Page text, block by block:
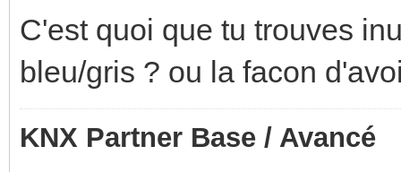
C'est quoi que tu trouves
bleu/gris ? ou la facon
KNX Partner Base / Avancé